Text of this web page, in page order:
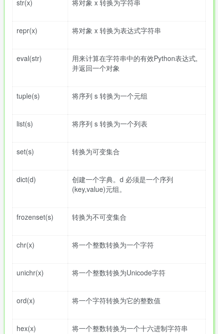
str(x) 将对象 x 转换为字符串
repr(x) 将对象 x 转换为表达式字符串
eval(str)
用来计算在字符串中的有效Python表达式,
并返回一个对象
tuple(s) 将序列 s 转换为一个元组
list(s) 将序列 s 转换为一个列表
set(s) 转换为可变集合
dict(d)
创建一个字典。d 必须是一个序列
(key,value)元组。
frozenset(s) 转换为不可变集合
chr(x) 将一个整数转换为一个字符
unichr(x) 将一个整数转换为Unicode字符
ord(x) 将一个字符转换为它的整数值
hex(x) 将一个整数转换为一个十六进制字符串